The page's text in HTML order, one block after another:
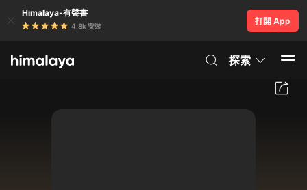
Himalaya-有聲書
4.8k 安裝
打開 App
探索